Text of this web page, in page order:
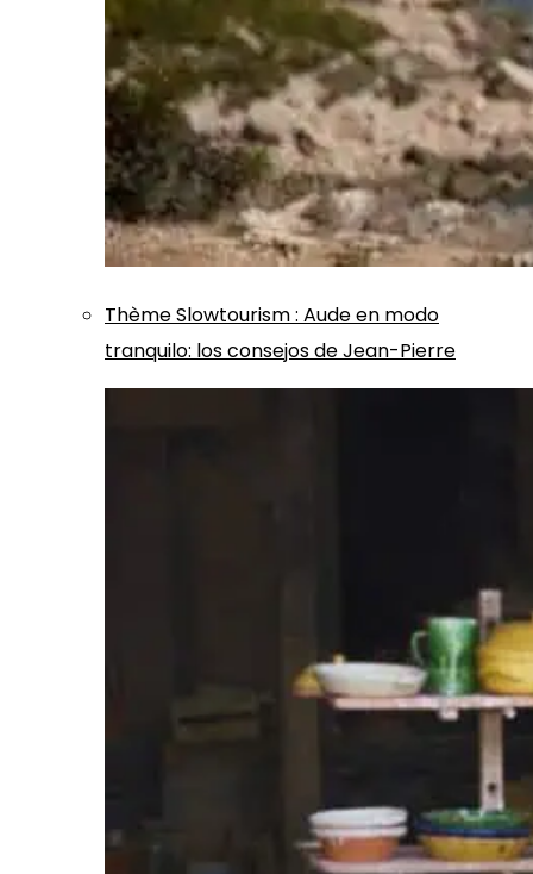
ThèmeSlowtourism: Aude en modo
tranquilo: los consejos de Jean-Pierre